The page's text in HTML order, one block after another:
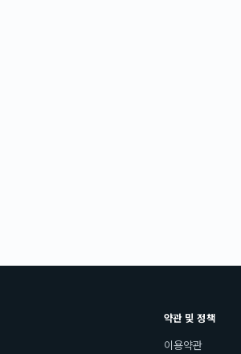
약관 및 정책
이용약관